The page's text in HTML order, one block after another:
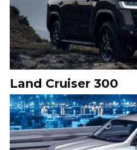
Land Cruiser 300